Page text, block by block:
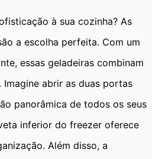
à sua cozinha? As
a escolha perfeita. Com um
essas geladeiras combinam
Imagine abrir as duas portas
panorâmica de todos os seus
inferior do freezer oferece
Além disso, a